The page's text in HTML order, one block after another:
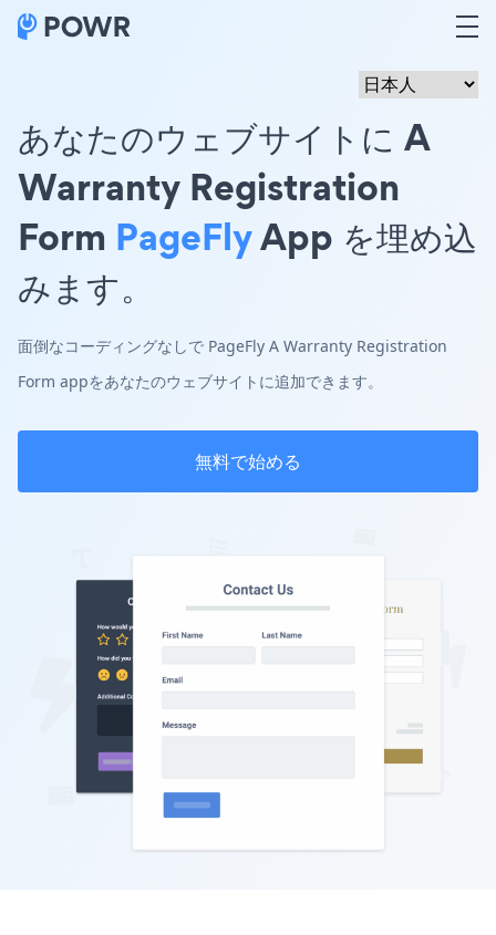
あなたのウェブサイトに A
Warranty Registration
Form PageFlyApp を埋め込
みます。
面倒なコーディングなしで PageFly A Warranty Registration
Form appをあなたのウェブサイトに追加できます。
無料で始める